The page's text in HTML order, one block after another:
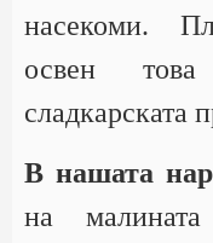
насекоми.
освен
сладкарската
В нашата
на